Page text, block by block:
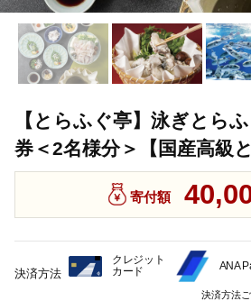
【とらふぐ亭】泳ぎとら
券＜2名様分＞【国産高級
寄付額
決済方法
クレジット
カード
ANA
決済方法